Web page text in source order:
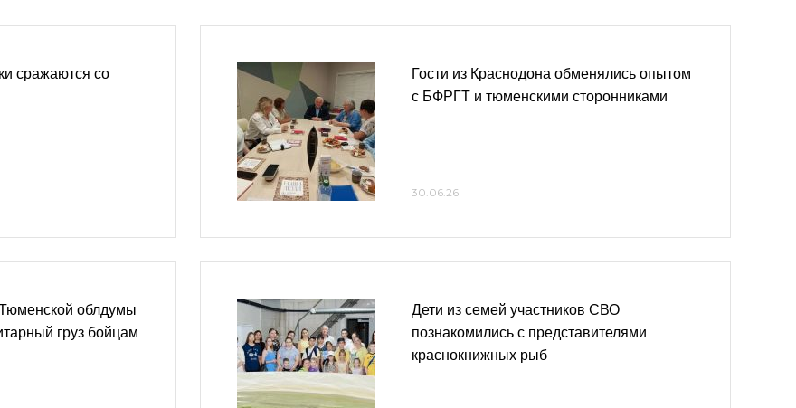
сражаются со
облдумы
груз бойцам
Гости из Краснодона обменялись опытом
с БФРГТ и тюменскими сторонниками
30.06.26
Дети из семей участников СВО
познакомились с представителями
краснокнижных рыб